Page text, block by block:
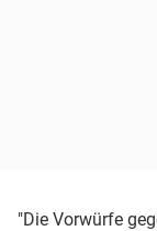
"Die Vorwürfe